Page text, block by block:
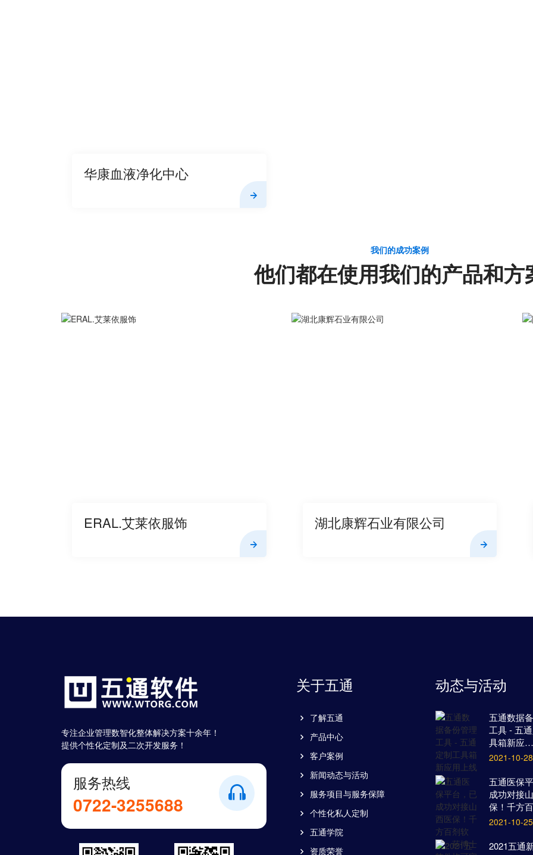
华康血液净化中心
我们的成功案例
他们都在使用我们的产品和方
ERAL.艾莱依服饰 湖北康辉石业有限公司
专注企业管理数智化整体解决方案十余年！
提供个性化定制及二次开发服务！
服务热线
0722-3255688
关于五通
了解五通
产品中心
客户案例
新闻动态与活动
服务项目与服务保障
个性化私人定制
五通学院
资质荣誉
动态与活动
五通数据
工具 - 五
具箱新应…
2021-10-28
五通医保
成功对接
保！千方
2021-10-25
2021五通